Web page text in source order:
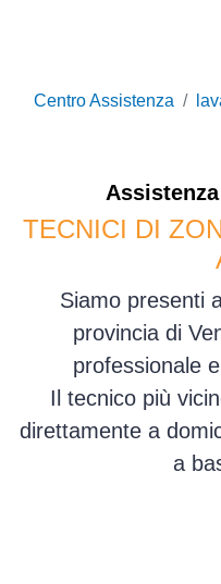
Centro Assistenza
Assistenza
TECNICI DI
Siamo presenti
provincia di
professionale
Il tecnico più
direttamente a
a